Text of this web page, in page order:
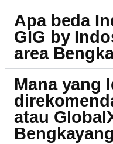
Apa beda
GIG by
area
Mana yang
atau